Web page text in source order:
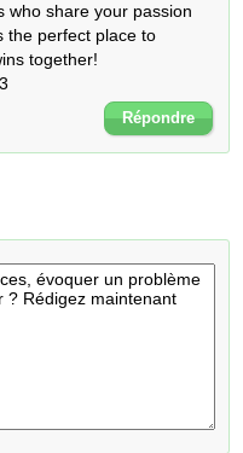
who share your passion
the perfect place to
together!
Répondre